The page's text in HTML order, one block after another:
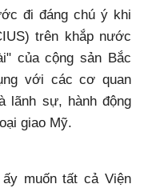
đi đáng chú ý khi
trên khắp nước
của cộng sản Bắc
với các cơ quan
lãnh sự, hành động
giao Mỹ.
muốn tất cả Viện